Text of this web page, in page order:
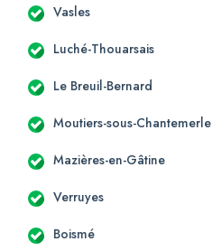
Vasles
Luché-Thouarsais
Le Breuil-Bernard
Moutiers-sous-Chantemerle
Mazières-en-Gâtine
Verruyes
Boismé